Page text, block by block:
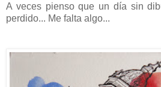
A veces pienso que un día sin
perdido... Me falta algo...